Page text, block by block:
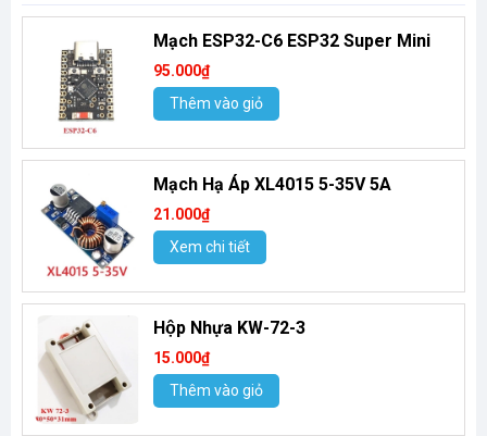
Mạch ESP32-C6 ESP32 Super Mini
95.000₫
Thêm vào giỏ
Mạch Hạ Áp XL4015 5-35V 5A
21.000₫
Xem chi tiết
Hộp Nhựa KW-72-3
15.000₫
Thêm vào giỏ